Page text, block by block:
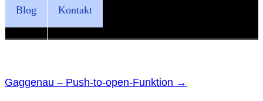
Blog Kontakt
Gaggenau – Push-to-open-Funktion →